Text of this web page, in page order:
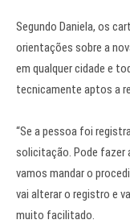
Segundo Daniela, os
orientações sobre a
em qualquer cidade e
tecnicamente aptos a
“Se a pessoa foi
solicitação. Pode fazer
vamos mandar o
vai alterar o registro e
muito facilitado.